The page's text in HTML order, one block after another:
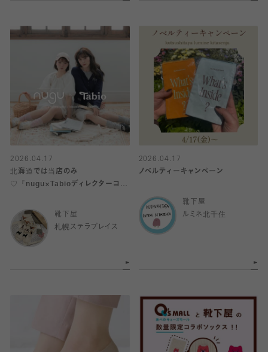
2026.04.17
北海道では当店のみ
♡『nugu×Tabioディレクターコラ
靴下屋
札幌ステラプレイス
2026.04.17
ノベルティーキャンペーン
靴下屋
ルミネ北千住